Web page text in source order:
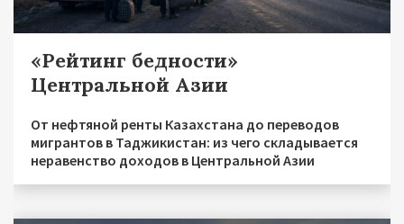
«Рейтинг бедности»
Центральной Азии
От нефтяной ренты Казахстана до переводов
мигрантов в Таджикистан: из чего складывается
неравенство доходов в Центральной Азии